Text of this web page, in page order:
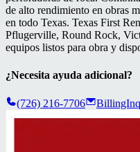
de alto rendimiento en obras
en todo Texas. Texas First
Pflugerville, Round Rock,
equipos listos para obra y
¿Necesita ayuda adicional?
(726) 216-7706